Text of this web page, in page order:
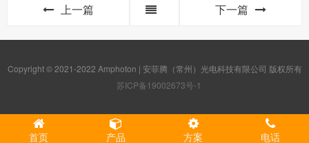
上一篇 下一篇
Copyright © 2021-2022 Amphoton | 安菲腾（常州）光电科技有限公司 版权所有
苏ICP备19002673号-1
首页 产品 方案 电话